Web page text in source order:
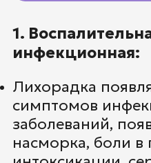
1.
инфекционная:
Лихорадка
симптомов
заболеваний,
насморка, боли в